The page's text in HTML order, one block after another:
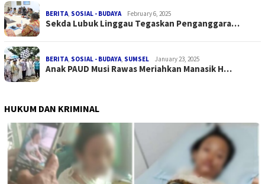
BERITA SOSIAL - BUDAYA February 6, 2025
Sekda Lubuk Linggau Tegaskan Penganggara…
BERITA SOSIAL - BUDAYA SUMSEL January 23, 2025
Anak PAUD Musi Rawas Meriahkan Manasik H…
HUKUM DAN KRIMINAL